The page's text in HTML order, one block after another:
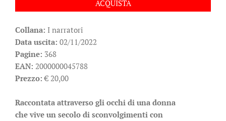
ACQUISTA
Collana: I narratori
Data uscita: 02/11/2022
Pagine: 368
EAN: 2000000045788
Prezzo: € 20,00
Raccontata attraverso gli occhi di una donna
che vive un secolo di sconvolgimenti con